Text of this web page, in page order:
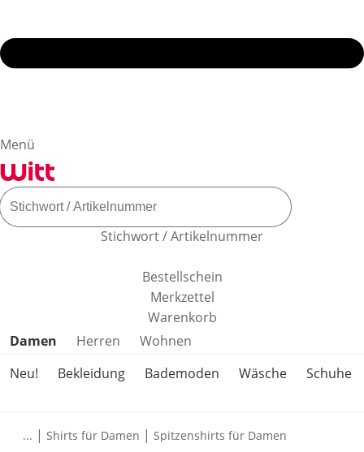
Menü
Stichwort / Artikelnummer
Bestellschein
Merkzettel
Warenkorb
Produktkategorien überspringen
Damen Herren
Wohnen
Neu!
Bekleidung Bademoden Wäsche Schuhe
... | Shirts für Damen | Spitzenshirts für Damen